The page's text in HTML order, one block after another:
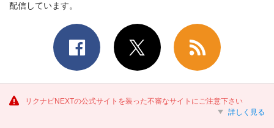
配信しています。
リクナビNEXTの公式サイトを装った不審なサイトにご注意下さい
詳しく見る